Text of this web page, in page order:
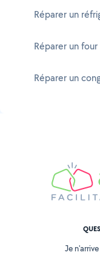
Réparer un
Réparer un four
Réparer un
Je